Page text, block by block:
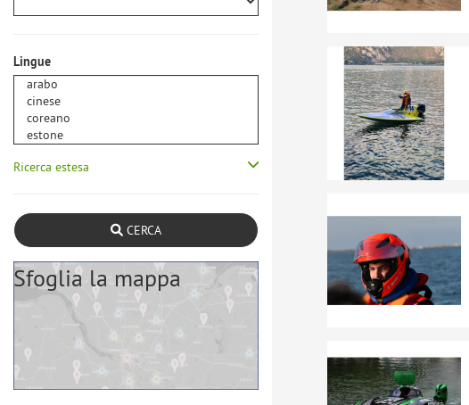
Lingue
Ricerca estesa
CERCA
Sfoglia la mappa